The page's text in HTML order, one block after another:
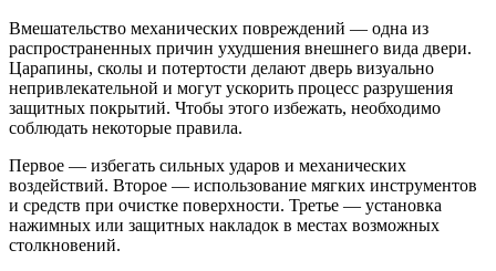
Вмешательство механических повреждений — одна из
распространенных причин ухудшения внешнего вида двери.
Царапины, сколы и потертости делают дверь визуально
непривлекательной и могут ускорить процесс разрушения
защитных покрытий. Чтобы этого избежать, необходимо
соблюдать некоторые правила.
Первое — избегать сильных ударов и механических
воздействий. Второе — использование мягких инструментов
и средств при очистке поверхности. Третье — установка
нажимных или защитных накладок в местах возможных
столкновений.